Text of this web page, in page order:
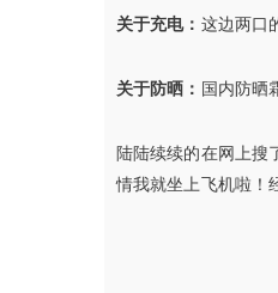
关于充电： 这边两口
关于防晒： 国内防晒
陆陆续续的在网上搜
情我就坐上飞机啦！